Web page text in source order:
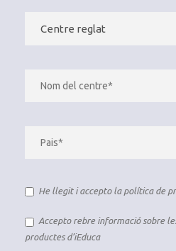
He llegit i accepto la política de
Accepto rebre informació sobre
productes d’iEduca